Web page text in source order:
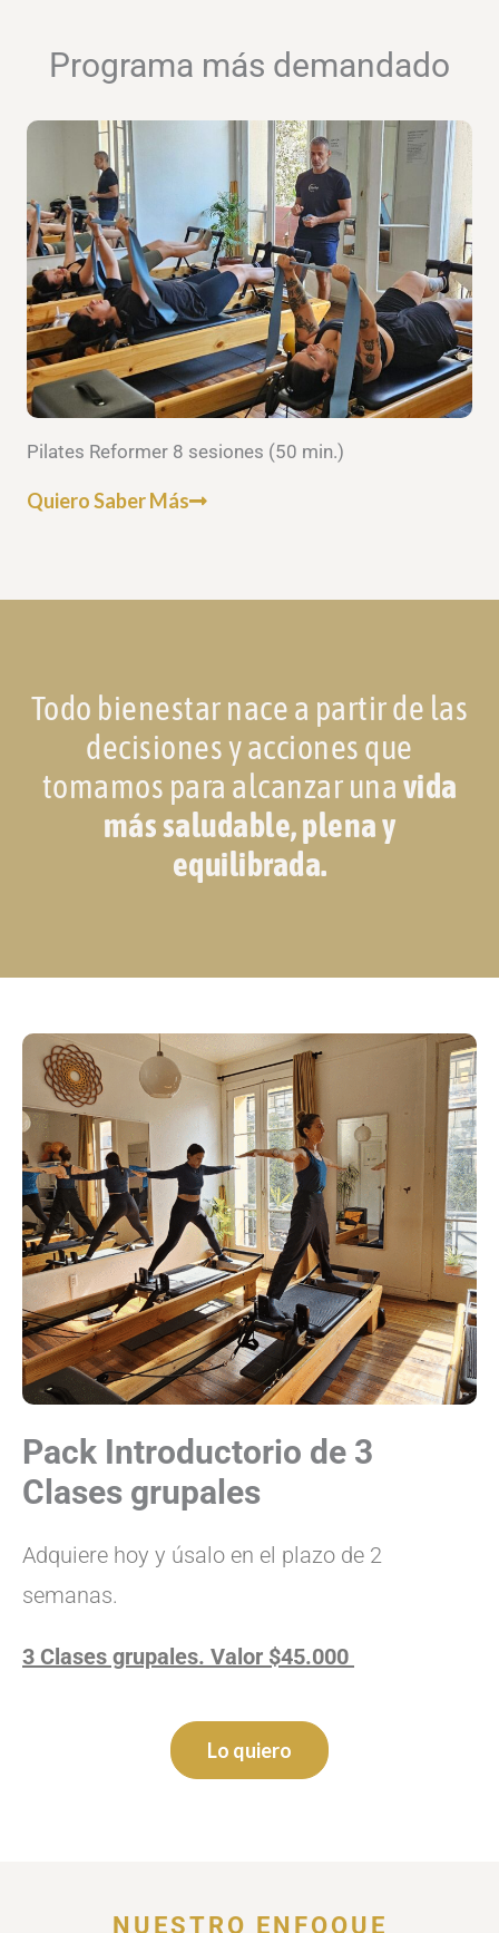
Programa más demandado
Pilates Reformer 8 sesiones (50 min.)
Quiero Saber Más
Todo bienestar nace a partir de las
decisiones y acciones que
tomamos para alcanzar una vida
más saludable, plena y
equilibrada.
Pack Introductorio de 3
Clases grupales
Adquiere hoy y úsalo en el plazo de 2
semanas.
3 Clases grupales. Valor $45.000
Lo quiero
NUESTRO ENFOQUE